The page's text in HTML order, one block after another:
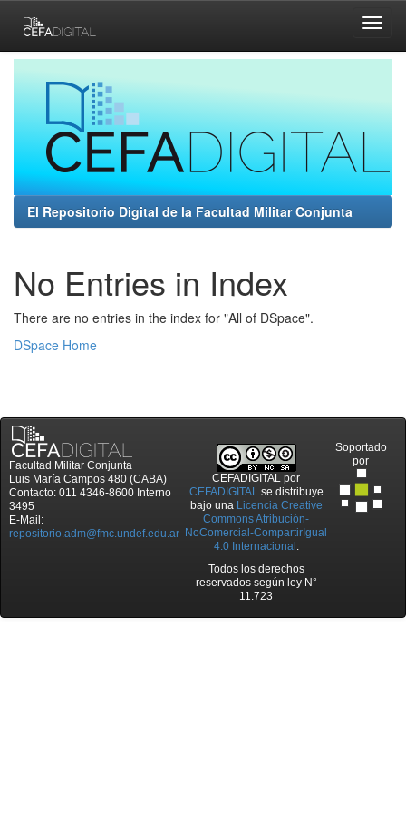
navigation
El Repositorio Digital de la Facultad Militar Conjunta
No Entries in Index
There are no entries in the index for "All of DSpace".
DSpace Home
Facultad Militar Conjunta
Luis María Campos 480 (CABA)
Contacto: 011 4346-8600 Interno
3495
E-Mail:
repositorio.adm@fmc.undef.edu.ar
CEFADIGITAL por
CEFADIGITALse distribuye
bajo una Licencia Creative
Commons Atribución-
NoComercial-CompartirIgual
4.0 Internacional .
Todos los derechos
reservados según ley N°
11.723
Soportado
por